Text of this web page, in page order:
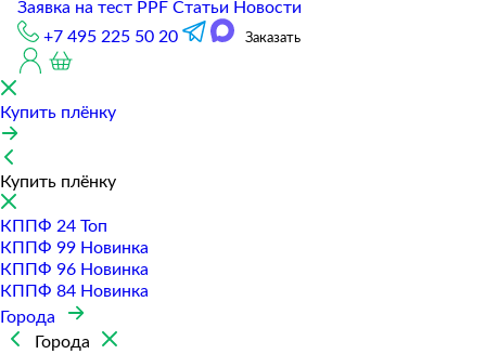
Заявка на тест PPF Статьи Новости
+7 495 225 50 20
Заказать
Купить плёнку
Купить плёнку
КППФ 24 Топ
КППФ 99 Новинка
КППФ 96 Новинка
КППФ 84 Новинка
Города
Города